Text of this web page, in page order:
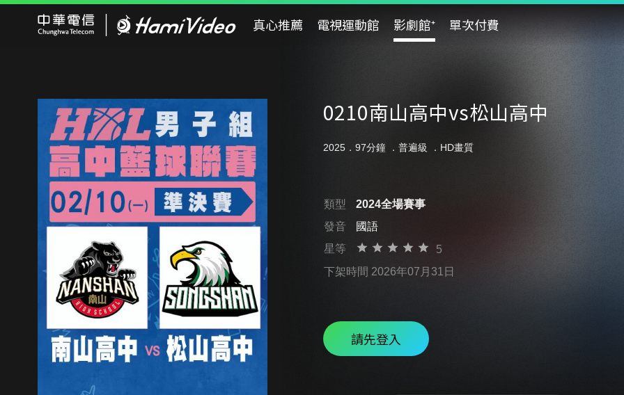
真心推薦 電視運動館 影劇館⁺ 單次付費
0210南山高中vs松山高中
2025．97分鐘 ． 普遍級 ．HD畫質
類型
2024全場賽事
發音
國語
星等
5
下架時間 2026年07月31日
請先登入